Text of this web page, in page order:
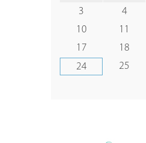
3
4
10
11
17
18
24
25